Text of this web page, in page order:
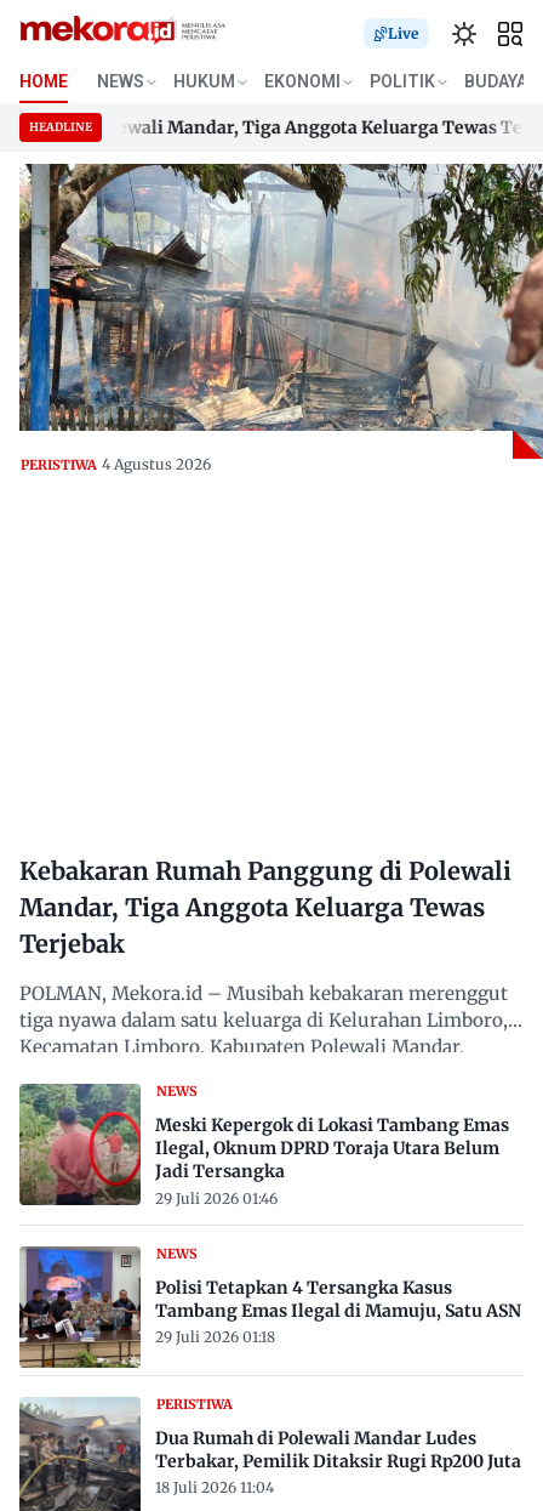
Skip
content
Live
HOME NEWS HUKUM EKONOMI POLITIK BUDAYA
HEADLINE
di Polewali Mandar, Tiga Anggota Keluarga Tewas Terjebak
di Polewali Mandar, Tiga Anggota Keluarga Tewas Terjebak
PERISTIWA 4 Agustus 2026
Kebakaran Rumah Panggung di Polewali
Mandar, Tiga Anggota Keluarga Tewas
Terjebak
POLMAN, Mekora.id – Musibah kebakaran merenggut
tiga nyawa dalam satu keluarga di Kelurahan Limboro,
Kecamatan Limboro, Kabupaten Polewali Mandar,
NEWS
Meski Kepergok di Lokasi Tambang Emas
Ilegal, Oknum DPRD Toraja Utara Belum
Jadi Tersangka
29 Juli 2026 01:46
NEWS
Polisi Tetapkan 4 Tersangka Kasus
Tambang Emas Ilegal di Mamuju, Satu ASN
29 Juli 2026 01:18
PERISTIWA
Dua Rumah di Polewali Mandar Ludes
Terbakar, Pemilik Ditaksir Rugi Rp200 Juta
18 Juli 2026 11:04